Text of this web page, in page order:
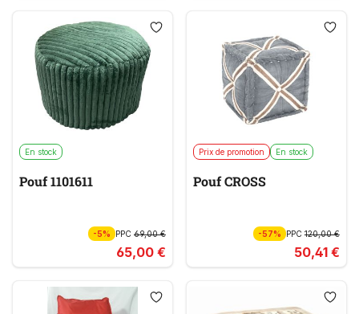
En stock
Pouf 1101611
-5% PPC 69,00 €
65,00 €
Prix de promotion En stock
Pouf CROSS
-57% PPC120,00 €
50,41 €